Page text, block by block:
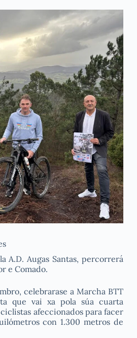
A.D. Augas Santas, percorrerá
e Comado.
celebrarase a Marcha BTT
que vai xa pola súa cuarta
afeccionados para facer
con 1.300 metros de